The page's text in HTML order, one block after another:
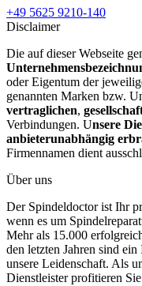
+49 5625 9210-140
Disclaimer
Die auf dieser Webseite
oder Eigentum der
genannten Marken bzw.
vertraglichen,
Verbindungen. Unsere
anbieterunabhängig
Firmennamen dient
Über uns
Der Spindeldoctor ist Ihr
wenn es um
Mehr als 15.000
den letzten Jahren sind
unsere Leidenschaft. Als
Dienstleister profitieren